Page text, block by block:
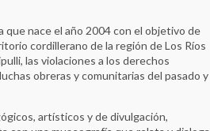
nace el año 2004 con el objetivo de
cordillerano de la región de Los Ríos
las violaciones a los derechos
obreras y comunitarias del pasado y
artísticos y de divulgación,